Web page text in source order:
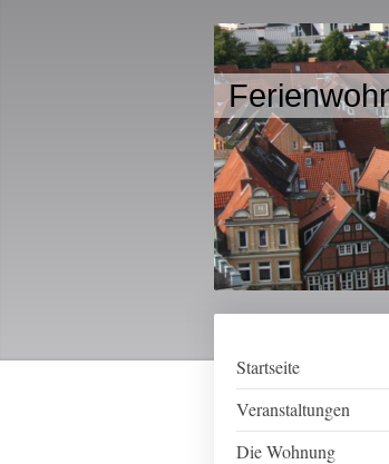
Startseite
Veranstaltungen
Die Wohnung